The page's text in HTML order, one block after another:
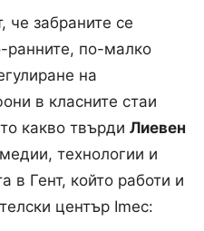
че забраните се
ранните, по-малко
на
в класните стаи
какво твърди Лиевен
технологии и
в Гент, който работи и
център Imec: